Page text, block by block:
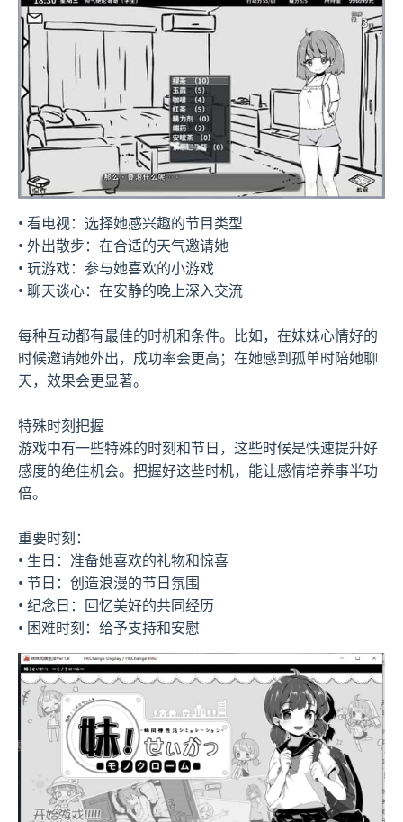
• 看电视：选择她感兴趣的节目类型
• 外出散步：在合适的天气邀请她
• 玩游戏：参与她喜欢的小游戏
• 聊天谈心：在安静的晚上深入交流
每种互动都有最佳的时机和条件。比如，在妹妹心情好的
时候邀请她外出，成功率会更高；在她感到孤单时陪她聊
天，效果会更显著。
特殊时刻把握
游戏中有一些特殊的时刻和节日，这些时候是快速提升好
感度的绝佳机会。把握好这些时机，能让感情培养事半功
倍。
重要时刻：
• 生日：准备她喜欢的礼物和惊喜
• 节日：创造浪漫的节日氛围
• 纪念日：回忆美好的共同经历
• 困难时刻：给予支持和安慰